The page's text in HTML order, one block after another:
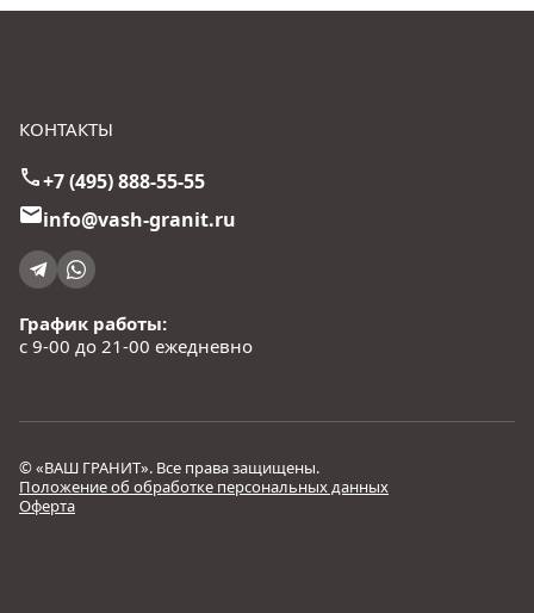
КОНТАКТЫ
+7 (495) 888-55-55
info@vash-granit.ru
График работы:
с 9-00 до 21-00 ежедневно
© «ВАШ ГРАНИТ». Все права защищены.
Положение об обработке персональных данных
Оферта